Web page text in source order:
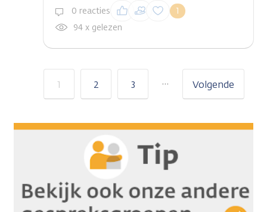
0 reacties 1
Inloggen om een
reactie te plaatsen
94 x gelezen
1 2 3 … Volgende